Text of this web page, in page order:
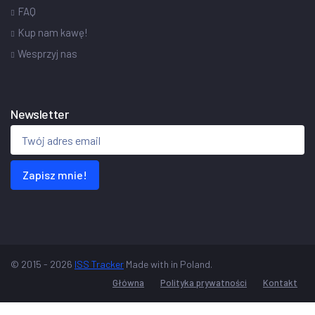
FAQ
Kup nam kawę!
Wesprzyj nas
Newsletter
Zapisz mnie!
© 2015 - 2026 ISS Tracker Made with in Poland.
Główna Polityka prywatności Kontakt